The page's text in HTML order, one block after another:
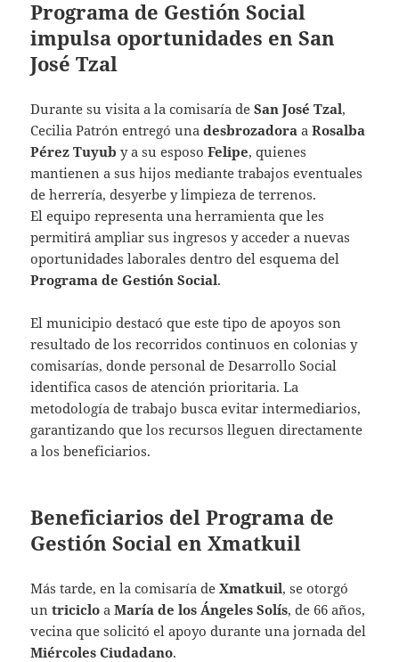
Programa de Gestión Social
impulsa oportunidades en San
José Tzal
Durante su visita a la comisaría deSan José Tzal,
Cecilia Patrón entregó unadesbrozadora aRosalba
Pérez Tuyub y a su esposoFelipe, quienes
mantienen a sus hijos mediante trabajos eventuales
de herrería, desyerbe y limpieza de terrenos.
El equipo representa una herramienta que les
permitirá ampliar sus ingresos y acceder a nuevas
oportunidades laborales dentro del esquema del
Programa de Gestión Social.
El municipio destacó que este tipo de apoyos son
resultado de los recorridos continuos en colonias y
comisarías, donde personal de Desarrollo Social
identifica casos de atención prioritaria. La
metodología de trabajo busca evitar intermediarios,
garantizando que los recursos lleguen directamente
a los beneficiarios.
Beneficiarios del Programa de
Gestión Social en Xmatkuil
Más tarde, en la comisaría deXmatkuil, se otorgó
untriciclo aMaría de los Ángeles Solís, de 66 años,
vecina que solicitó el apoyo durante una jornada del
Miércoles Ciudadano.